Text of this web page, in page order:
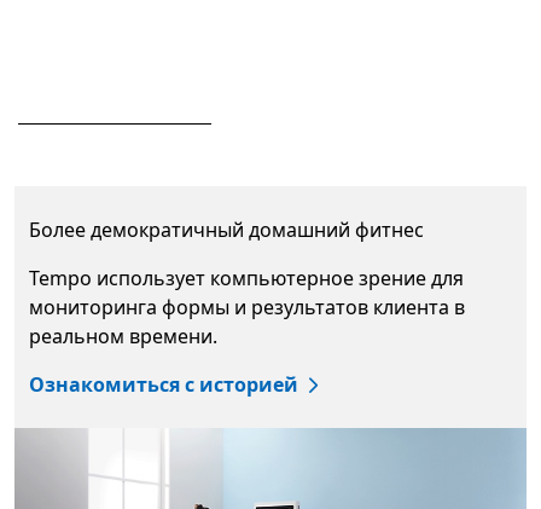
Более демократичный
Более демократичный домашний фитнес
Tempo использует компьютерное зрение для
мониторинга формы и результатов клиента в
реальном времени.
Ознакомиться с историей